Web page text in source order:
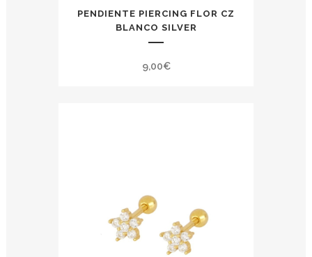
PENDIENTE PIERCING FLOR CZ
BLANCO SILVER
9,00€